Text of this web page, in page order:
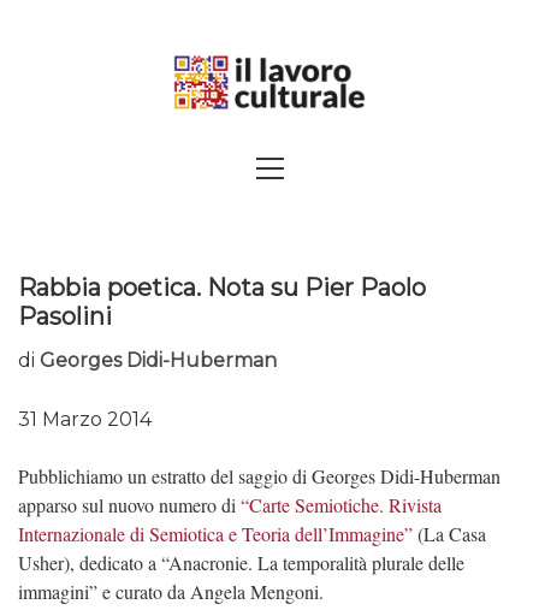
SAPERI, AFFACCIARSI SUL
Menu
Rabbia poetica. Nota su Pier Paolo
Pasolini
di Georges Didi-Huberman
31 Marzo 2014
Pubblichiamo un estratto del saggio di Georges Didi-Huberman
apparso sul nuovo numero di“Carte Semiotiche. Rivista
Internazionale di Semiotica e Teoria dell’Immagine”(La Casa
Usher), dedicato a “Anacronie. La temporalità plurale delle
immagini” e curato da Angela Mengoni.